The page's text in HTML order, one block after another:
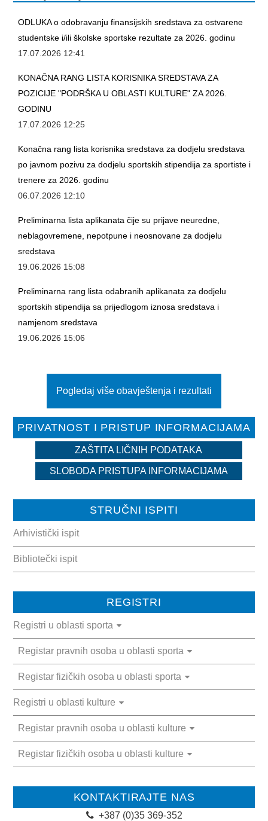
ODLUKA o odobravanju finansijskih sredstava za ostvarene
studentske i/ili školske sportske rezultate za 2026. godinu
17.07.2026 12:41
KONAČNA RANG LISTA KORISNIKA SREDSTAVA ZA
POZICIJE "PODRŠKA U OBLASTI KULTURE" ZA 2026.
GODINU
17.07.2026 12:25
Konačna rang lista korisnika sredstava za dodjelu sredstava
po javnom pozivu za dodjelu sportskih stipendija za sportiste i
trenere za 2026. godinu
06.07.2026 12:10
Preliminarna lista aplikanata čije su prijave neuredne,
neblagovremene, nepotpune i neosnovane za dodjelu
sredstava
19.06.2026 15:08
Preliminarna rang lista odabranih aplikanata za dodjelu
sportskih stipendija sa prijedlogom iznosa sredstava i
namjenom sredstava
19.06.2026 15:06
Pogledaj više obavještenja i rezultati
PRIVATNOST I PRISTUP INFORMACIJAMA
ZAŠTITA LIČNIH PODATAKA
SLOBODA PRISTUPA INFORMACIJAMA
STRUČNI ISPITI
Arhivistički ispit
Bibliotečki ispit
REGISTRI
Registri u oblasti sporta
Registar pravnih osoba u oblasti sporta
Registar fizičkih osoba u oblasti sporta
Registri u oblasti kulture
Registar pravnih osoba u oblasti kulture
Registar fizičkih osoba u oblasti kulture
KONTAKTIRAJTE NAS
+387 (0)35 369-352